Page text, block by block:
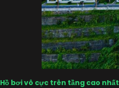
Hồ bơi vô cực trên tầng cao nhất